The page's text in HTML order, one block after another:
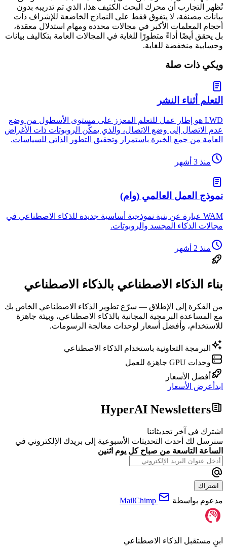
تُظهر التجارب أن محرك البحث الكثيف هذا، الذي تم تدريبه بدون
بيانات مصنفة، لا يتفوق فقط على النماذج الخاضعة للإشراف ذات
أحجام المعلمات الأكبر في مجالات محددة ومهام استدلال معقدة،
بل يحقق أيضًا أداءً متطورًا للغاية في المجالات العامة بتكاليف بيانات
وحسابية منخفضة للغاية.
ويكي ذات صلة
التعلم أثناء النشر
LWD هو إطار عمل للتعلم المعزز على مستوى الأسطول من وضع
عدم الاتصال إلى وضع الاتصال، والذي يمكّن الروبوتات ذات الأغراض
العامة من جمع الخبرة باستمرار وتحقيق التطور الذاتي للسياسات.
منذ 3 أشهر
نموذج العمل العالمي (وام)
WAM عبارة عن بنية نموذجية أساسية جديدة للذكاء الاصطناعي في
مجالات الذكاء المجسد والروبوتات.
منذ 2 أشهر
بناء الذكاء الاصطناعي بالذكاء الاصطناعي
من الفكرة إلى الإطلاق — سرّع تطوير الذكاء الاصطناعي الخاص بك
مع المساعدة البرمجية المجانية بالذكاء الاصطناعي، وبيئة جاهزة
للاستخدام، وأفضل أسعار لوحدات معالجة الرسومات.
البرمجة التعاونية باستخدام الذكاء الاصطناعي
وحدات GPU جاهزة للعمل
أفضل الأسعار
ابدأ عرض الأسعار
HyperAI Newsletters
اشترك في آخر تحديثاتنا
سنرسل لك أحدث التحديثات الأسبوعية إلى بريدك الإلكتروني في
الساعة التاسعة من صباح كل يوم اثنين
اشتراك
مدعوم بواسطة
ابنِ مستقبل الذكاء الاصطناعي